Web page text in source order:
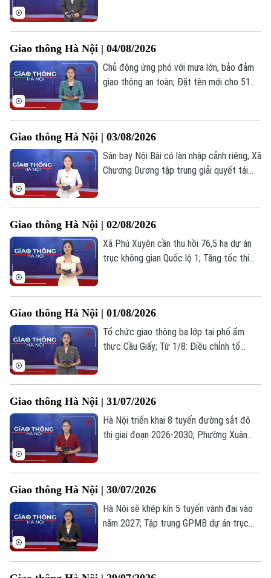
Chuyên mục
Thời sự
Hà Nội
Chính trị
Xã hội
An ninh trật tự
Công nghệ
Hà Nội
Nhịp sống Hà Nội
Khoảnh khắc Hà Nội
Ẩm thực
Thế giới
Tin tức
Quân sự
Hồ sơ
Kinh tế
Tin tức
Cafe sáng
Tài chính Ngân hàng
Doanh nghiệp
Nhà đất
Tin tức
Đầu tư
Căn hộ
Đất đai
Kinh nghiệm
Ô tô
Thị trường
Đánh giá
Giáo dục
Tin tức
Tuyển sinh
Hướng nghiệp
Văn hóa
Làng nghề
Di tích
Sức khỏe
Y tế
Dinh dưỡng
Thể thao
Bóng đá
Quần vợt
Golf
Giải trí
Tin tức
Sao
Điện ảnh
Đã phát sóng
bản tin hôm nay.
Giao thông Hà Nội | 04/08/2026
Chủ động ứng phó với mưa lớn, bảo đảm
giao thông an toàn; Đặt tên mới cho 51
nay.
Giao thông Hà Nội | 03/08/2026
Sân bay Nội Bài có làn nhập cảnh riêng; Xã
Chương Dương tập trung giải quyết tái
Giao thông Hà Nội | 02/08/2026
Xã Phú Xuyên cần thu hồi 76,5 ha dự án
trục không gian Quốc lộ 1; Tăng tốc thi
tin hôm nay.
Giao thông Hà Nội | 01/08/2026
Tổ chức giao thông ba lớp tại phố ẩm
thực Cầu Giấy; Từ 1/8: Điều chỉnh tổ
trong bản tin hôm nay.
Giao thông Hà Nội | 31/07/2026
Hà Nội triển khai 8 tuyến đường sắt đô
thị giai đoạn 2026-2030; Phường Xuân
trong bản tin hôm nay.
Giao thông Hà Nội | 30/07/2026
Hà Nội sẽ khép kín 5 tuyến vành đai vào
năm 2027; Tập trung GPMB dự án trục